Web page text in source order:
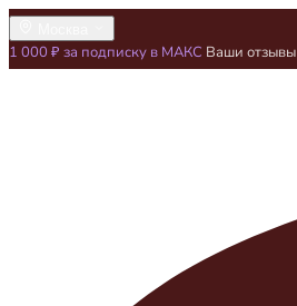
1 000 ₽ за подписку в МАКС Ваши отзывы